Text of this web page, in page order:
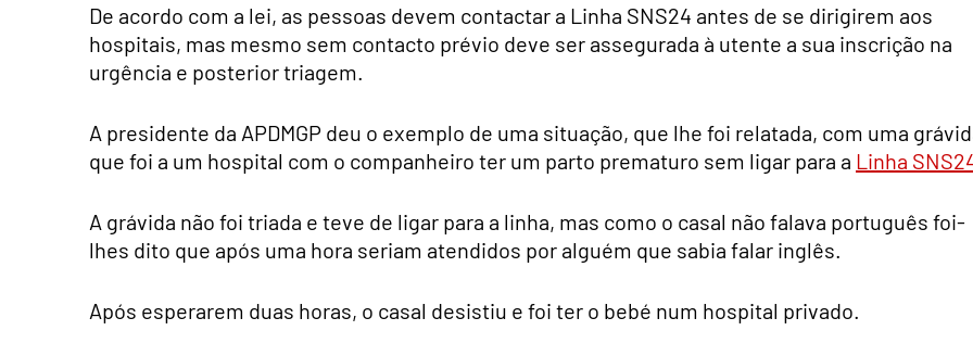
De acordo com a lei, as pessoas devem contactar a Linha SNS24 antes de se dirigirem aos
hospitais, mas mesmo sem contacto prévio deve ser assegurada à utente a sua inscrição na
urgência e posterior triagem.
A presidente da APDMGP deu o exemplo de uma situação, que lhe foi relatada, com uma
que foi a um hospital com o companheiro ter um parto prematuro sem ligar para a Linha
A grávida não foi triada e teve de ligar para a linha, mas como o casal não falava português foi-
lhes dito que após uma hora seriam atendidos por alguém que sabia falar inglês.
Após esperarem duas horas, o casal desistiu e foi ter o bebé num hospital privado.